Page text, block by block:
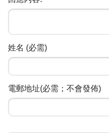
姓名 (必需)
電郵地址(必需；不會發佈)